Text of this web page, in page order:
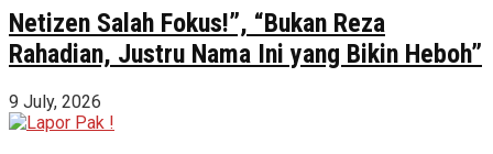
Netizen Salah Fokus!”, “Bukan Reza
Rahadian, Justru Nama Ini yang Bikin Heboh”
9 July, 2026